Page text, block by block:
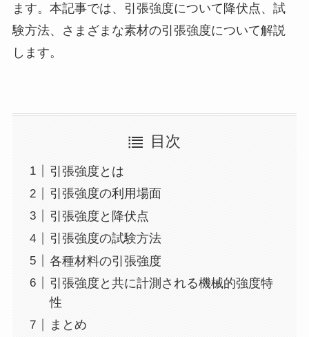
ます。本記事では、引張強度について降伏点、試
験方法、さまざまな素材の引張強度について解説
します。
目次
引張強度とは
引張強度の利用場面
引張強度と降伏点
引張強度の試験方法
各種材料の引張強度
引張強度と共に計測される機械的強度特
性
まとめ